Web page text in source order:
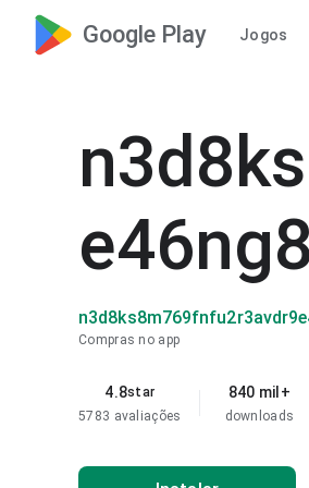
Google Play Jogos
Compras no app
4.8star
5783 avaliações
840 mil+
downloads